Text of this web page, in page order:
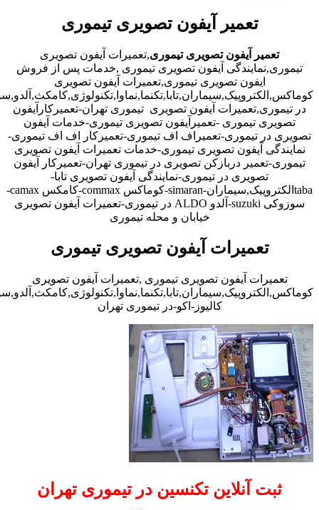
تعمیر آیفون تصویری تیموری
تعمیر آیفون تصویری تیموری,تعمیرات آیفون تصویری
تیموری,نمایندگی آیفون تصویری تیموری ,خدمات پس از فروش
ایفون تصویری تیموری,تعمیرات آیفون تصویری
در تیموری,تعمیرات آیفون تصویری تیموری تهران-تعمیرکارآیفون
تصویری تیموری -تعمیرآیفون تصویری تیموری-خدمات آیفون
تصویری در تیموری-تعمیراف اف تیموری-تعمیرکار اف اف تیموری-
نمایندگی آیفون تصویری تیموری-خدمات تعمیرات آیفون تصویری
تیموری-تعمیر دربازکن تصویری در تیموری تهران-تعمیرکار آیفون
تصویری در تیموری-نمایندگی آیفون تصویری تابا-
tabaالکتروپیک,سیماران-simaran-کوماکس commax-کامکس camax-
سوزوکی suzuki-آلدو ALDO در تیموری-تعمیرات آیفون تصویری
خیابان و محله تیموری
تعمیرات آیفون تصویری تیموری
تعمیرات آیفون تصویری تیموری ,تعمیرات آیفون تصویری
کالیوز-اکو-در تیموری تهران
ثبت آنلاین تکنسین در تیموری تهران